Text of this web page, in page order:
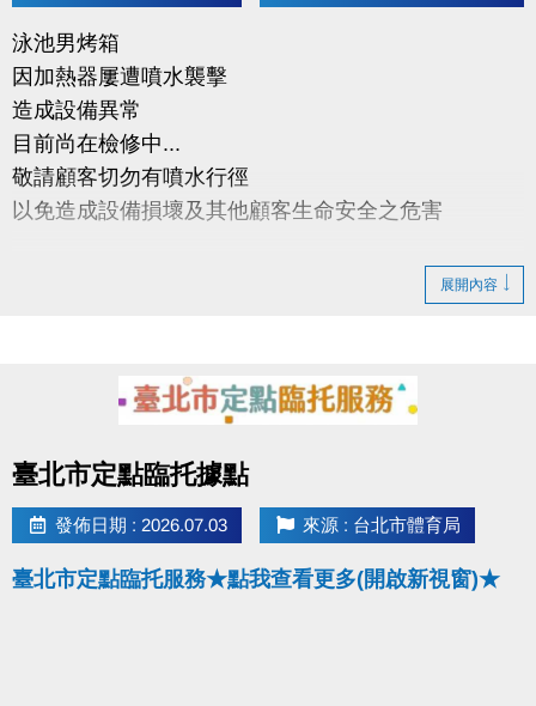
泳池男烤箱
因加熱器屢遭噴水襲擊
造成設備異常
目前尚在檢修中...
敬請顧客切勿有噴水行徑
以免造成設備損壞及其他顧客生命安全之危害
7/7(二)06:00-12:00 男烤箱進行檢修，暫停開放展開內容
臺北市定點臨托據點
發佈日期 : 2026.07.03 來源 : 台北市體育局
臺北市定點臨托服務★點我查看更多(開啟新視窗)★